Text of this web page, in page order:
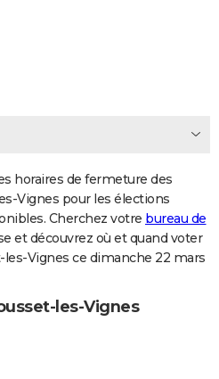
horaires de fermeture des
Vignes pour les élections
Cherchez votre bureau de
et découvrez où et quand voter
Vignes ce dimanche 22 mars
les-Vignes